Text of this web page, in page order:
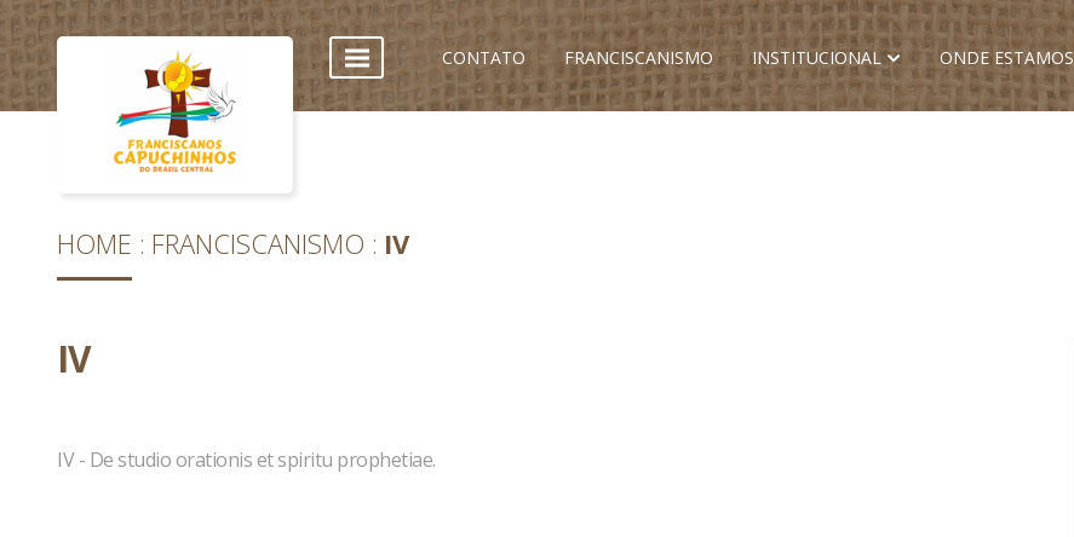
CONTATO FRANCISCANISMO INSTITUCIONAL ONDE ESTAMOS
HOME FRANCISCANISMO IV
IV
IV - De studio orationis et spiritu prophetiae.